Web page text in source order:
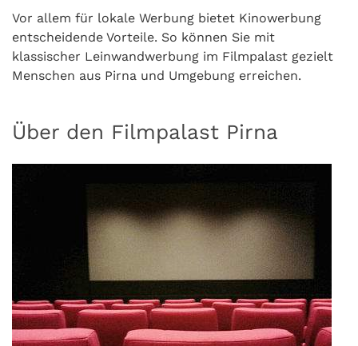
Vor allem für lokale Werbung bietet Kinowerbung
entscheidende Vorteile. So können Sie mit
klassischer Leinwandwerbung im Filmpalast gezielt
Menschen aus Pirna und Umgebung erreichen.
Über den Filmpalast Pirna